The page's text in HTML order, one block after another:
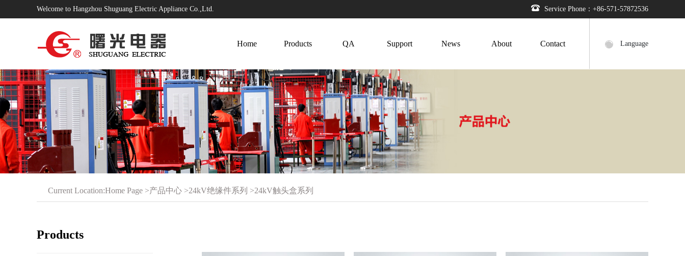
Welcome to Hangzhou Shuguang Electric Appliance Co.,Ltd. Service Phone：+86-571-57872536
Language
Home Products QA Support News About Contact
Current Location:Home Page >产品中心 >24kV绝缘件系列 >24kV触头盒系列
Products